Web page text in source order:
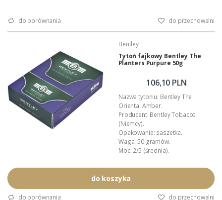
Aromat: miód, wanilia.
Nakład: regularna produkcja.
Skład kompozycji: Virginia, Black
Cavendish.
Podana wartość to: cena za jedno
do porównania do przechowalni
Bentley
Tytoń fajkowy Bentley The
Planters Purpure 50g
106,10 PLN
Nazwa tytoniu: Bentley The
Oriental Amber.
Producent: Bentley Tobacco
(Niemcy).
Opakowanie: saszetka.
Waga: 50 gramów.
Moc: 2/5 (średnia).
Stopień nawilżenia: 3/5 (średnio-
wilgotny).
Nakład: regularna produkcja.
do koszyka
do porównania do przechowalni